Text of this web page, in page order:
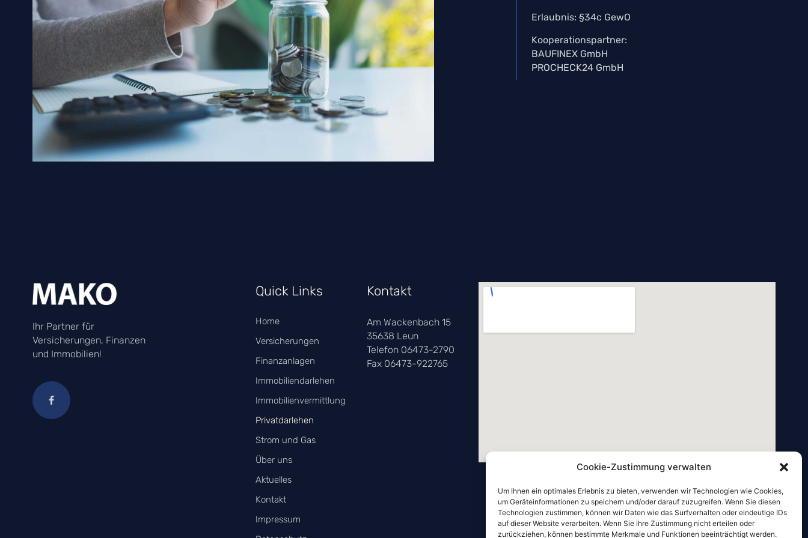
Cookie-Zustimmung verwalten
Um Ihnen ein optimales Erlebnis zu bieten, verwenden wir Technologien wie Cookies,
um Geräteinformationen zu speichern und/oder darauf zuzugreifen. Wenn Sie diesen
Technologien zustimmen, können wir Daten wie das Surfverhalten oder eindeutige IDs
auf dieser Website verarbeiten. Wenn Sie ihre Zustimmung nicht erteilen oder
zurückziehen, können bestimmte Merkmale und Funktionen beeinträchtigt werden.
Erlaubnis: §34c GewO
Kooperationspartner:
BAUFINEX GmbH
PROCHECK24 GmbH
Ihr Partner für
Versicherungen, Finanzen
und Immobilien!
Quick Links
Home
Versicherungen
Finanzanlagen
Immobiliendarlehen
Immobilienvermittlung
Privatdarlehen
Strom und Gas
Über uns
Aktuelles
Kontakt
Impressum
Kontakt
Am Wackenbach 15
35638 Leun
Telefon 06473-2790
Fax 06473-922765